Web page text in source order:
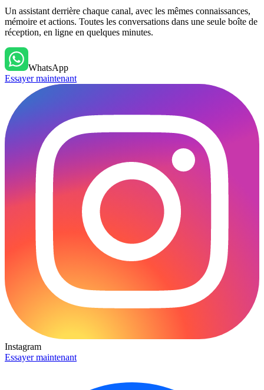
Un assistant derrière chaque canal, avec les mêmes connaissances,
mémoire et actions. Toutes les conversations dans une seule boîte de
réception, en ligne en quelques minutes.
WhatsApp
Essayer maintenant
Instagram
Essayer maintenant